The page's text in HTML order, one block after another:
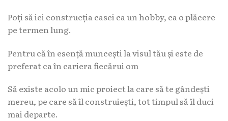
Poți să iei construcția casei ca un hobby, ca o plăcere
pe termen lung.
Pentru că în esență muncești la visul tău și este de
preferat ca în cariera fiecărui om
Să existe acolo un mic proiect la care să te gândești
mereu, pe care să îl construiești, tot timpul să îl duci
mai departe.